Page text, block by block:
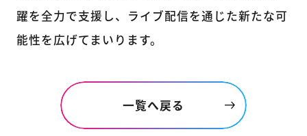
躍を全力で支援し、ライブ配信を通じた新たな可
能性を広げてまいります。
一覧へ戻る